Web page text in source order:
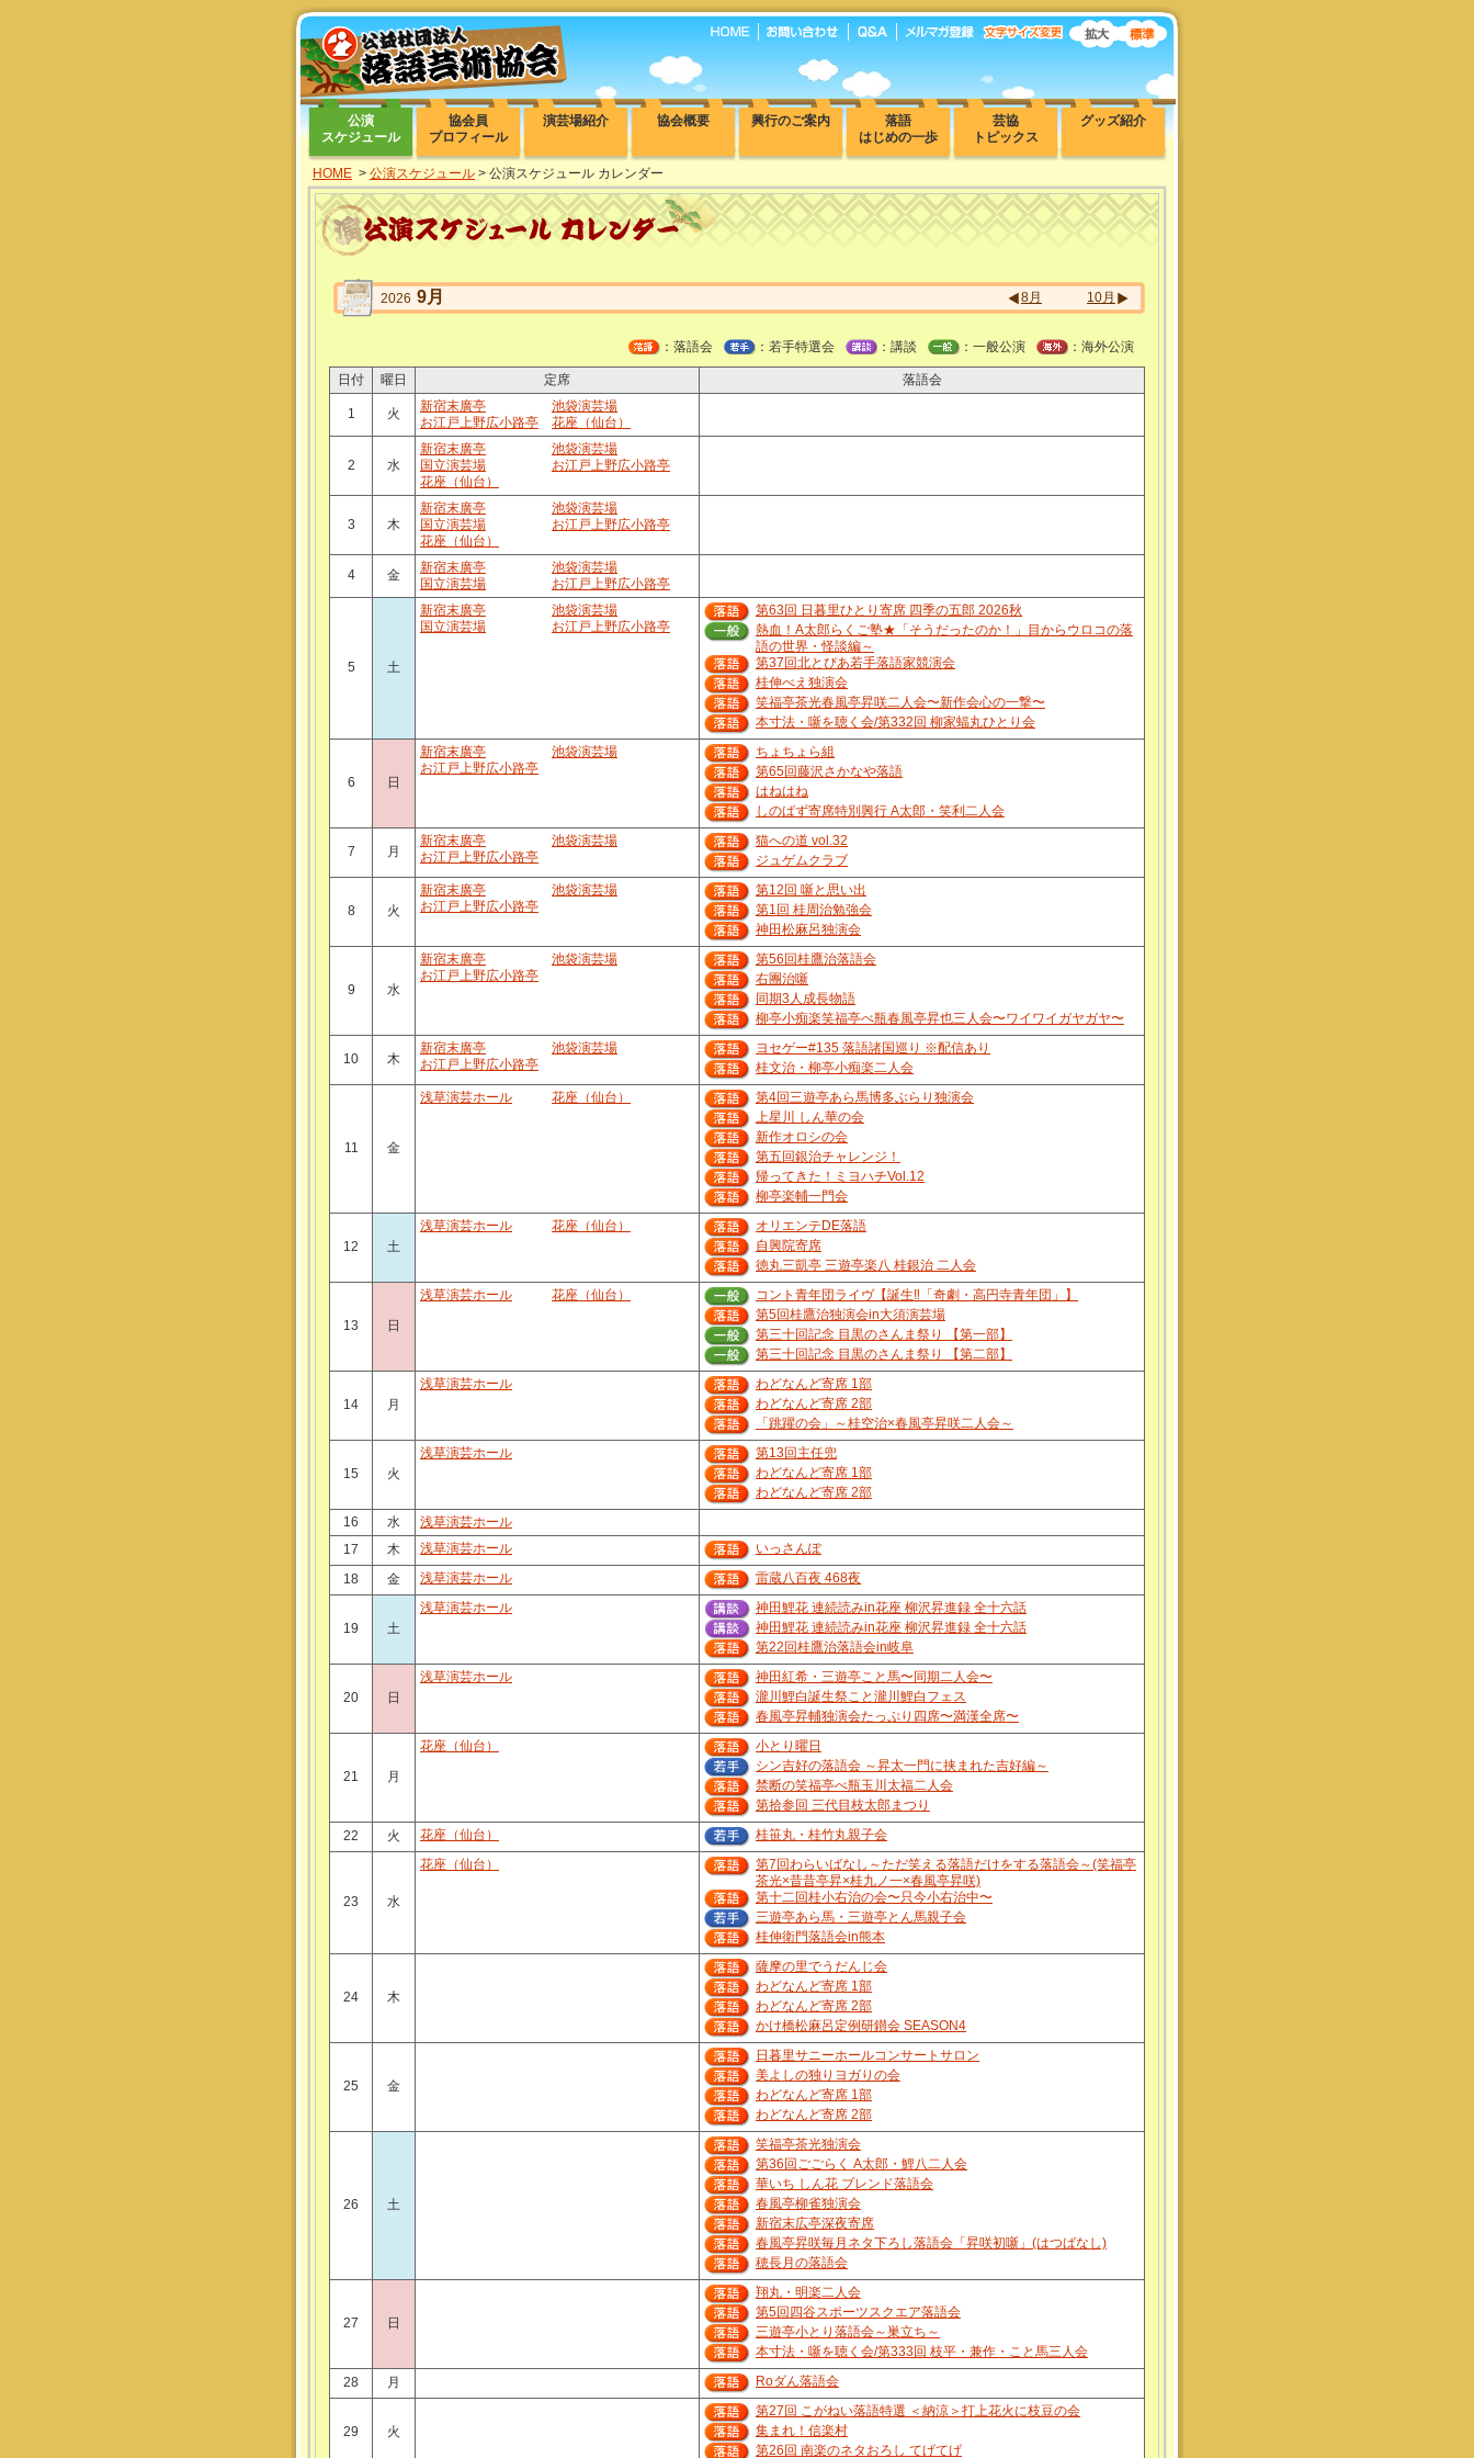
公演
スケジュール
協会員
プロフィール
演芸場紹介 協会概要 興行のご案内
落語
はじめの一歩
芸協
トピックス
グッズ紹介
HOME > 公演スケジュール > 公演スケジュール カレンダー
2026 9月 8月 10月
：落語会 ：若手特選会 ：講談 ：一般公演 ：海外公演
日付 曜日 定席 落語会
1 火 新宿末廣亭
池袋演芸場
お江戸上野広小路亭
花座（仙台）
2 水
新宿末廣亭
池袋演芸場
国立演芸場
お江戸上野広小路亭
花座（仙台）
3 木
新宿末廣亭
池袋演芸場
国立演芸場
お江戸上野広小路亭
花座（仙台）
4 金 新宿末廣亭
池袋演芸場
国立演芸場
お江戸上野広小路亭
5 土
新宿末廣亭
池袋演芸場
国立演芸場
お江戸上野広小路亭
第63回 日暮里ひとり寄席 四季の五郎 2026秋
熱血！A太郎らくご塾★「そうだったのか！」目からウロコの落
語の世界・怪談編～
第37回北とぴあ若手落語家競演会
桂伸べえ独演会
笑福亭茶光春風亭昇咲二人会〜新作会心の一撃〜
本寸法・噺を聴く会/第332回 柳家蝠丸ひとり会
6 日
新宿末廣亭
池袋演芸場
お江戸上野広小路亭
ちょちょら組
第65回藤沢さかなや落語
はねはね
しのばず寄席特別興行 A太郎・笑利二人会
7 月
新宿末廣亭
池袋演芸場
お江戸上野広小路亭
猫への道 vol.32
ジュゲムクラブ
8 火
新宿末廣亭
池袋演芸場
お江戸上野広小路亭
第12回 噺と思い出
第1回 桂周治勉強会
神田松麻呂独演会
9 水
新宿末廣亭
池袋演芸場
お江戸上野広小路亭
第56回桂鷹治落語会
右團治噺
同期3人成長物語
柳亭小痴楽笑福亭べ瓶春風亭昇也三人会〜ワイワイガヤガヤ〜
10 木
新宿末廣亭
池袋演芸場
お江戸上野広小路亭
ヨセゲー#135 落語諸国巡り ※配信あり
桂文治・柳亭小痴楽二人会
11 金
浅草演芸ホール 花座（仙台）
第4回三遊亭あら馬博多ぶらり独演会
上星川 しん華の会
新作オロシの会
第五回銀治チャレンジ！
帰ってきた！ミヨハチVol.12
柳亭楽輔一門会
12 土
浅草演芸ホール 花座（仙台）
オリエンテDE落語
自興院寄席
徳丸三凱亭 三遊亭楽八 桂銀治 二人会
13 日
浅草演芸ホール 花座（仙台）
コント青年団ライヴ【誕生‼️「奇劇・高円寺青年団」】
第5回桂鷹治独演会in大須演芸場
第三十回記念 目黒のさんま祭り 【第一部】
第三十回記念 目黒のさんま祭り 【第二部】
14 月
浅草演芸ホール
わどなんど寄席 1部
わどなんど寄席 2部
「跳躍の会」～桂空治×春風亭昇咲二人会～
15 火
浅草演芸ホール
第13回主任兜
わどなんど寄席 1部
わどなんど寄席 2部
16
水
浅草演芸ホール
17
木 浅草演芸ホール
いっさんぽ
18
金 浅草演芸ホール 雷蔵八百夜 468夜
19 土
浅草演芸ホール
神田鯉花 連続読みin花座 柳沢昇進録 全十六話
神田鯉花 連続読みin花座 柳沢昇進録 全十六話
第22回桂鷹治落語会in岐阜
20 日
浅草演芸ホール
神田紅希・三遊亭こと馬〜同期二人会〜
瀧川鯉白誕生祭こと瀧川鯉白フェス
春風亭昇輔独演会たっぷり四席〜満漢全席〜
21 月
花座（仙台）
小とり曜日
シン吉好の落語会 ～昇太一門に挟まれた吉好編～
禁断の笑福亭べ瓶玉川太福二人会
第拾参回 三代目枝太郎まつり
22
火 花座（仙台） 桂笹丸・桂竹丸親子会
23 水
花座（仙台）
第7回わらいばなし～ただ笑える落語だけをする落語会～(笑福亭
茶光×昔昔亭昇×桂九ノ一×春風亭昇咲)
第十二回桂小右治の会〜只今小右治中〜
三遊亭あら馬・三遊亭とん馬親子会
桂伸衛門落語会in熊本
24 木
薩摩の里でうだんじ会
わどなんど寄席 1部
わどなんど寄席 2部
かけ橋松麻呂定例研鑚会 SEASON4
25 金
日暮里サニーホールコンサートサロン
美よしの独りヨガりの会
わどなんど寄席 1部
わどなんど寄席 2部
26 土
笑福亭茶光独演会
第36回ごごらく A太郎・鯉八二人会
華いち しん花 ブレンド落語会
春風亭柳雀独演会
新宿末広亭深夜寄席
春風亭昇咲毎月ネタ下ろし落語会「昇咲初噺」(はつばなし)
穂長月の落語会
27 日
翔丸・明楽二人会
第5回四谷スポーツスクエア落語会
三遊亭小とり落語会～巣立ち～
本寸法・噺を聴く会/第333回 枝平・兼作・こと馬三人会
28
月 Roダん落語会
29 火
第27回 こがねい落語特選 ＜納涼＞打上花火に枝豆の会
集まれ！信楽村
第26回 南楽のネタおろし てげてげ